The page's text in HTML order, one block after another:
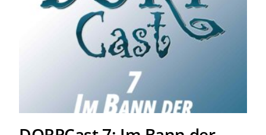
DORPCast 7: Im Bann der
digitalen Bücherwelt